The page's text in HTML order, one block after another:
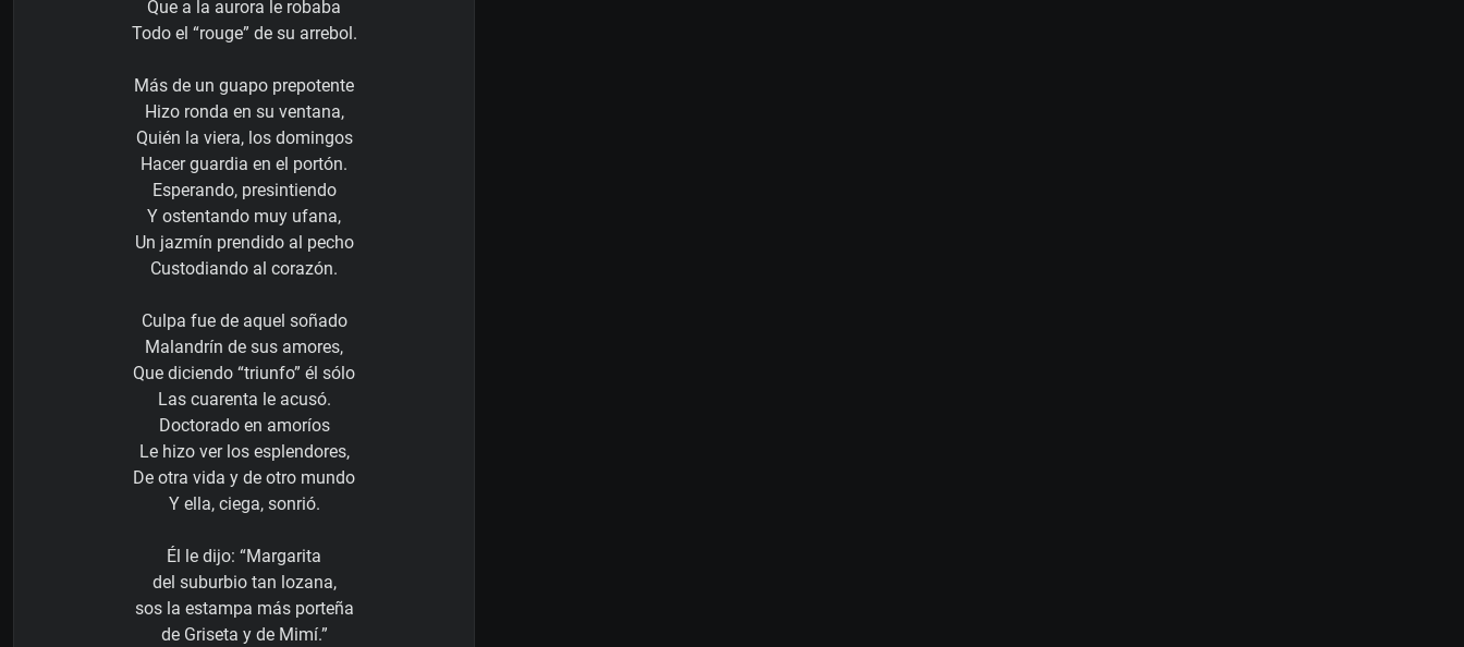
Que a la aurora le robaba
Todo el “rouge” de su arrebol.
Más de un guapo prepotente
Hizo ronda en su ventana,
Quién la viera, los domingos
Hacer guardia en el portón.
Esperando, presintiendo
Y ostentando muy ufana,
Un jazmín prendido al pecho
Custodiando al corazón.
Culpa fue de aquel soñado
Malandrín de sus amores,
Que diciendo “triunfo” él sólo
Las cuarenta le acusó.
Doctorado en amoríos
Le hizo ver los esplendores,
De otra vida y de otro mundo
Y ella, ciega, sonrió.
Él le dijo: “Margarita
del suburbio tan lozana,
sos la estampa más porteña
de Griseta y de Mimí.”